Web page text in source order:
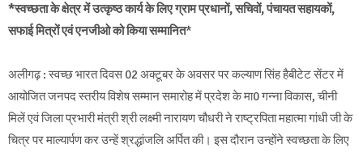
*स्वच्छता के क्षेत्र में उत्कृष्ठ कार्य के लिए ग्राम प्रधानों, सचिवों, पंचायत सहायकों,
सफाई मित्रों एवं एनजीओ को किया सम्मानित*
अलीगढ़ : स्वच्छ भारत दिवस 02 अक्टूबर के अवसर पर कल्याण सिंह हैबीटेट सेंटर में
आयोजित जनपद स्तरीय विशेष सम्मान समारोह में प्रदेश के मा0 गन्ना विकास, चीनी
मिलें एवं जिला प्रभारी मंत्री श्री लक्ष्मी नारायण चौधरी ने राष्ट्रपिता महात्मा गांधी जी के
चित्र पर माल्यार्पण कर उन्हें श्रद्धांजलि अर्पित की। इस दौरान उन्होंने स्वच्छता के लिए